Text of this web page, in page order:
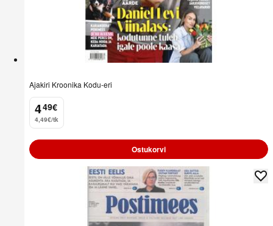
Ajakiri Kroonika Kodu-eri
4
. 49€
4,49€/tk
Ostukorvi